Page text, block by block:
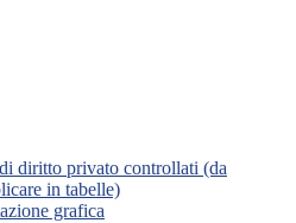
diritto privato controllati (da
in tabelle)
grafica